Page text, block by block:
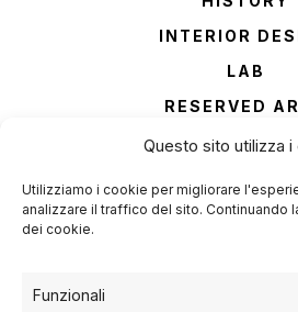
Questo sito utilizza
Utilizziamo i cookie per migliorare
analizzare il traffico del sito. Continuando
dei cookie.
Funzionali
INTERIOR
LAB
RESERVED
Phone